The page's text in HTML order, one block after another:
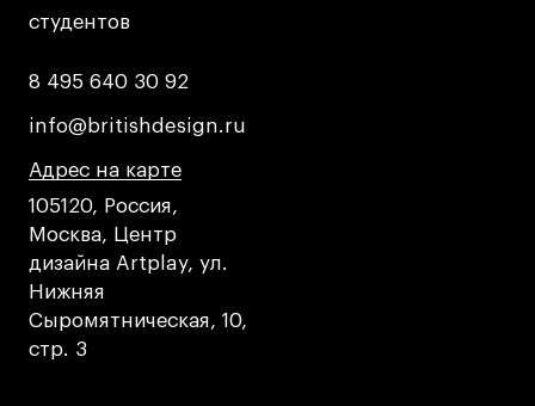
Коммерческий фотограф
Для школьников
Среднесрочные
Долгосрочные
Все программы
студентов
студентов
8 495 640 30 92
8 495 640 30 92
info@britishdesign.ru
info@britishdesign.ru
Адрес на карте
Адрес на карте
Адрес на карте
105120, Россия,
Москва, Центр
дизайна Artplay, ул.
Нижняя
Сыромятническая, 10,
стр. 3